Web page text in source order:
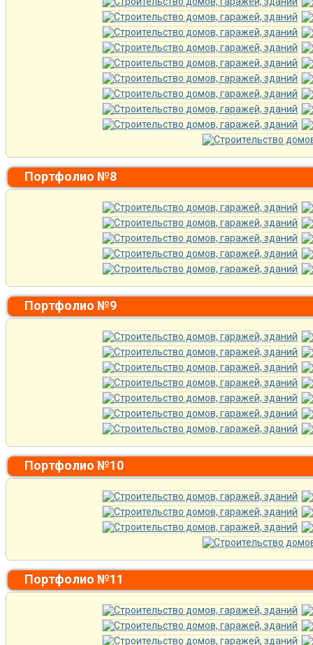
Портфолио №8
Портфолио №9
Портфолио №10
Портфолио №11